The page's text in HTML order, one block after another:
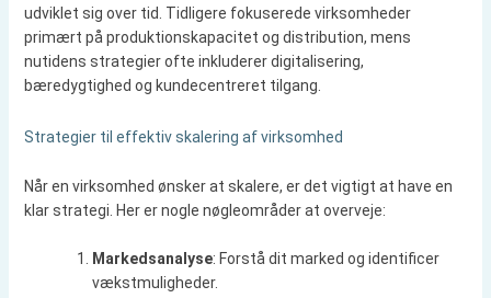
udviklet sig over tid. Tidligere fokuserede virksomheder
primært på produktionskapacitet og distribution, mens
nutidens strategier ofte inkluderer digitalisering,
bæredygtighed og kundecentreret tilgang.
Strategier til effektiv skalering af virksomhed
Når en virksomhed ønsker at skalere, er det vigtigt at have en
klar strategi. Her er nogle nøgleområder at overveje:
Markedsanalyse: Forstå dit marked og identificer
vækstmuligheder.